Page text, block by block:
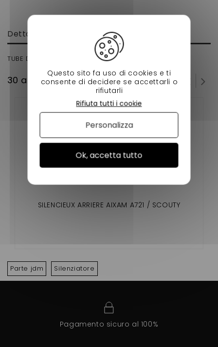
Dettagli
TUBE D'ECHAPPEMENT INTERMEDIAIRE JDM XHEOS
30 altri prodotti della stessa categoria:
SILENCIEUX ARRIERE AIXAM A721 / SCOUTY
Parte jdm Silenziatore
Pagamento sicuro al 100%
Questo sito fa uso di cookies e ti
consente di decidere se accettarli o
rifiutarli
Ok, accetta tutto
Rifiuta tutti i cookie
Personalizza